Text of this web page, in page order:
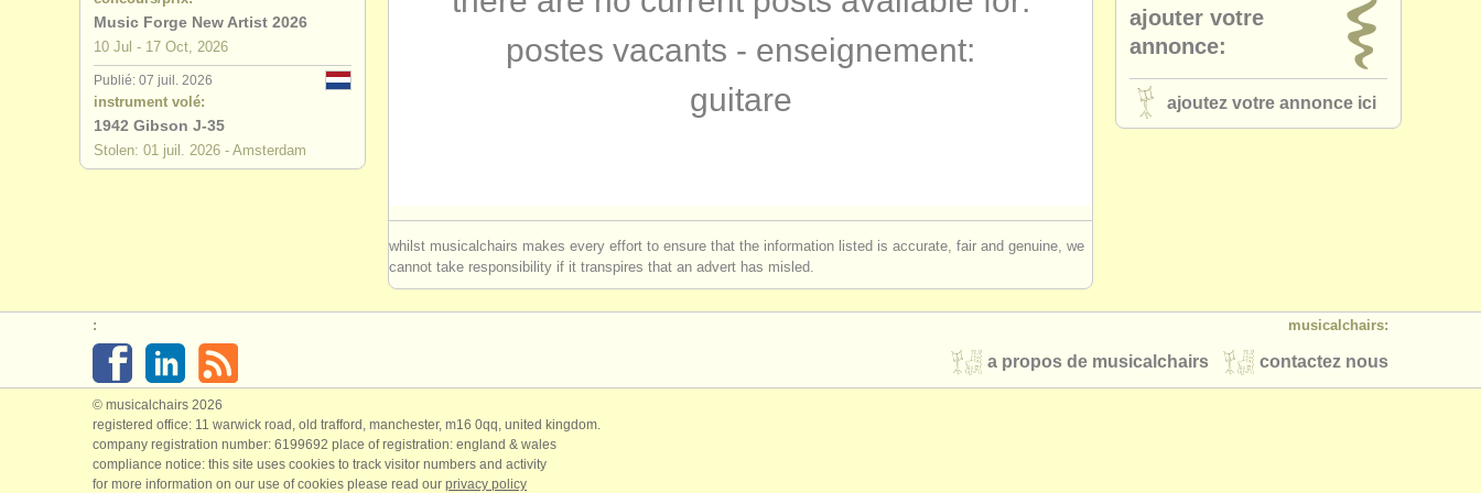
degree courses: théorbepostes vacants - enseignement:
guitare
whilst musicalchairs makes every effort to ensure that the information listed is accurate, fair and genuine, we
cannot take responsibility if it transpires that an advert has misled.
Music Forge New Artist 2026
10 Jul - 17 Oct, 2026
Publié: 07 juil. 2026
instrument volé:
1942 Gibson J-35
Stolen: 01 juil. 2026 - Amsterdam
ajouter votre
annonce:
ajoutez votre annonce ici
musicalchairs:
contactez nous
a propos de musicalchairs
:
© musicalchairs 2026
registered office: 11 warwick road, old trafford, manchester, m16 0qq, united kingdom.
company registration number: ​6199692 place of registration: england & wales
compliance notice: ​this site uses cookies to track visitor numbers and activity
for more information on our use of cookies please read our privacy policy